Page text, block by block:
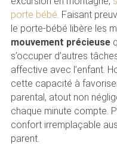
porte bébé. Faisant
le porte-bébé libère les
mouvement précieuse
s’occuper d’autres
affective avec l’enfant.
cette capacité à
parental, atout non
chaque minute compte.
confort irremplaçable
parent.